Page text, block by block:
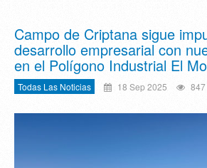
Campo de Criptana sigue
desarrollo empresarial con
en el Polígono Industrial El
Todas Las Noticias 18 Sep 2025 847